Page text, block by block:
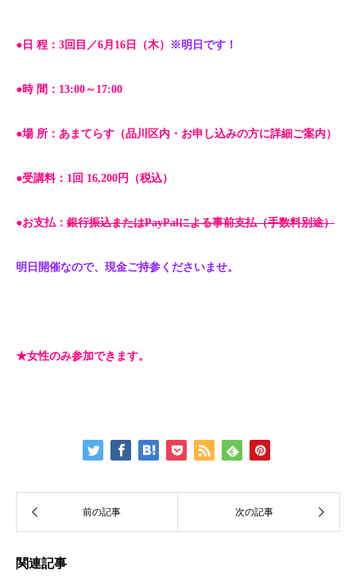
●日 程：3回目／6月16日（木） ※明日です！
●時 間：13:00～17:00
●場 所：あまてらす（品川区内・お申し込みの方に詳細ご案内）
●受講料：1回 16,200円（税込）
●お支払： 銀行振込またはPayPalによる事前支払（手数料別途）
明日開催なので、現金ご持参くださいませ。
★女性のみ参加できます。
関連記事